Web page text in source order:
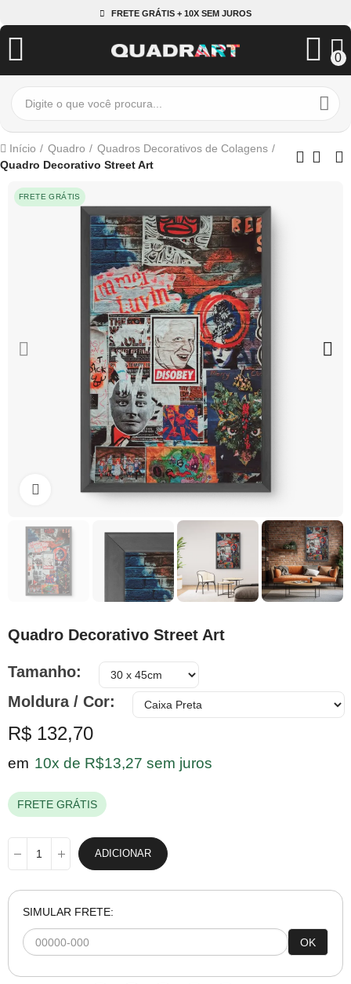
FRETE GRÁTIS + 10X SEM JUROS
0
Início Quadro
Quadros Decorativos de Colagens
Quadro Decorativo Street Art
FRETE GRÁTIS
Clique para ampliar
Quadro Decorativo Street Art
Tamanho
Moldura / Cor
R$ 132,70
em 10x de R$13,27 sem juros
FRETE GRÁTIS
ADICIONAR
SIMULAR FRETE:
OK